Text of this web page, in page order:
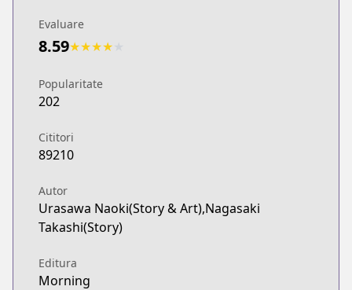
Evaluare
8.59★★★★
Popularitate
202
Cititori
89210
Autor
Urasawa Naoki(Story & Art),Nagasaki
Takashi(Story)
Editura
Morning